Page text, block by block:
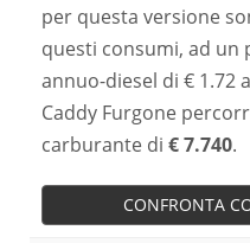
per questa versione
questi consumi, ad un
annuo-diesel di € 1.72
Caddy Furgone
carburante di € 7.740.
CONFRONTA